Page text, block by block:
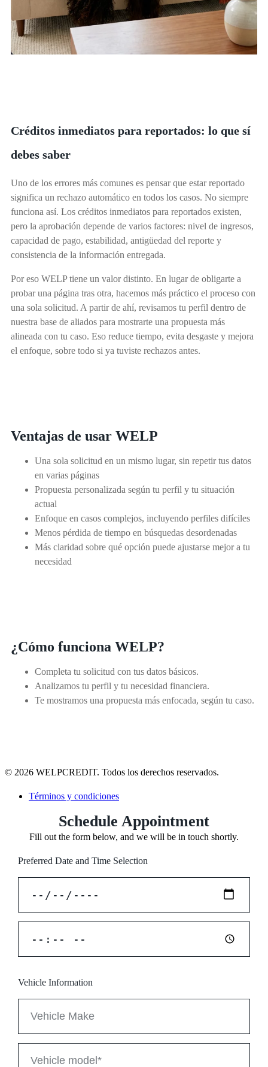
Créditos inmediatos para reportados: lo que sí
debes saber
Uno de los errores más comunes es pensar que estar reportado
significa un rechazo automático en todos los casos. No siempre
funciona así. Los créditos inmediatos para reportados existen,
pero la aprobación depende de varios factores: nivel de ingresos,
capacidad de pago, estabilidad, antigüedad del reporte y
consistencia de la información entregada.
Por eso WELP tiene un valor distinto. En lugar de obligarte a
probar una página tras otra, hacemos más práctico el proceso con
una sola solicitud. A partir de ahí, revisamos tu perfil dentro de
nuestra base de aliados para mostrarte una propuesta más
alineada con tu caso. Eso reduce tiempo, evita desgaste y mejora
el enfoque, sobre todo si ya tuviste rechazos antes.
Ventajas de usar WELP
Una sola solicitud en un mismo lugar, sin repetir tus datos
en varias páginas
Propuesta personalizada según tu perfil y tu situación
actual
Enfoque en casos complejos, incluyendo perfiles difíciles
Menos pérdida de tiempo en búsquedas desordenadas
Más claridad sobre qué opción puede ajustarse mejor a tu
necesidad
¿Cómo funciona WELP?
Completa tu solicitud con tus datos básicos.
Analizamos tu perfil y tu necesidad financiera.
Te mostramos una propuesta más enfocada, según tu caso.
© 2026 WELPCREDIT. Todos los derechos reservados.
Términos y condiciones
Schedule Appointment
Fill out the form below, and we will be in touch shortly.
Preferred Date and Time Selection
Vehicle Information